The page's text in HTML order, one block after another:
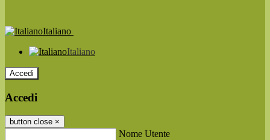
Italiano
Italiano
Accedi
Accedi
button close ×
Nome Utente